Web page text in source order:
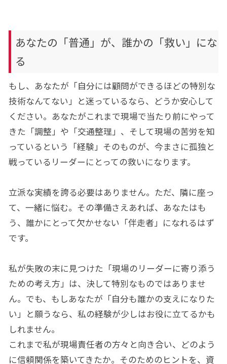
あなたの「普通」が、誰かの「救い」にな
る
もし、あなたが「自分には顧問ができるほどの特別な
技術なんてない」と迷っているなら、どうか安心して
ください。あなたがこれまで現場で当たり前にやって
きた「調整」や「交通整理」、そして現場の苦労を知
っているという「経験」そのものが、今まさに孤独と
戦っているリーダーにとっての救いになります。
立派な実績を誇る必要はありません。ただ、隣に座っ
て、一緒に悩む。その準備さえあれば、あなたはも
う、誰かにとって欠かせない「伴走者」になれるはず
です。
私が失敗の末に見つけた「現場のリーダーに寄り添う
ための考え方」は、決して特別なものではありませ
ん。でも、もしあなたが「自分も誰かの支えになりた
い」と願うなら、私の経験が少しはお役に立てるかも
しれません。
これまで私が現場責任者の方々と向き合い、どのよう
に信頼関係を築いてきたか。そのためのヒントを、資